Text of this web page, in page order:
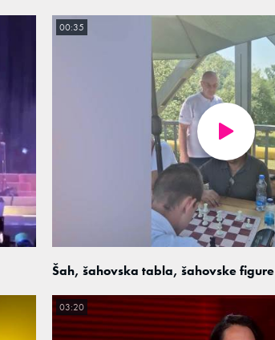
Šah, šahovska tabla, šahovske figure
00:35
03:20